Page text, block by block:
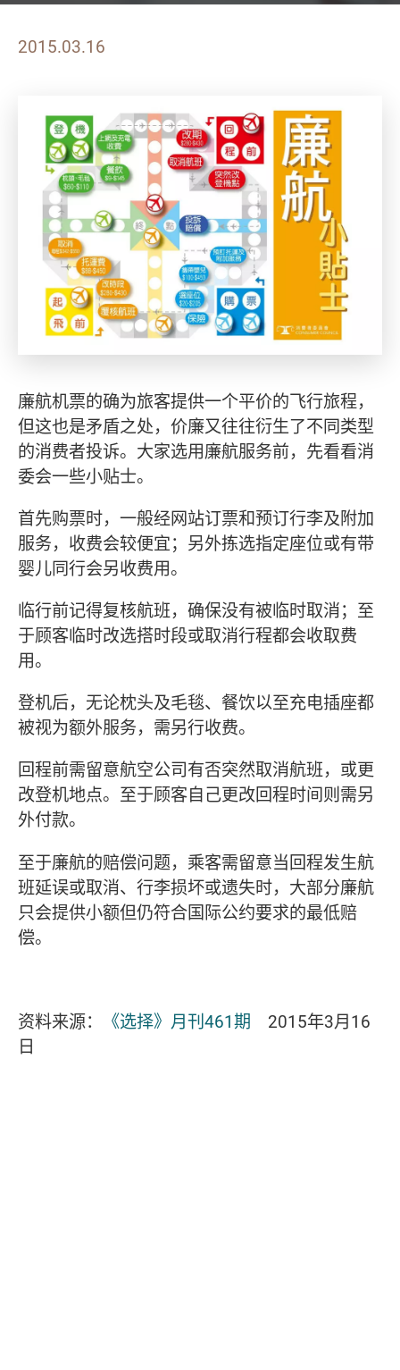
2015.03.16
廉航机票的确为旅客提供一个平价的飞行旅程，
但这也是矛盾之处，价廉又往往衍生了不同类型
的消费者投诉。大家选用廉航服务前，先看看消
委会一些小贴士。
首先购票时，一般经网站订票和预订行李及附加
服务，收费会较便宜；另外拣选指定座位或有带
婴儿同行会另收费用。
临行前记得复核航班，确保没有被临时取消；至
于顾客临时改选搭时段或取消行程都会收取费
用。
登机后，无论枕头及毛毯、餐饮以至充电插座都
被视为额外服务，需另行收费。
回程前需留意航空公司有否突然取消航班，或更
改登机地点。至于顾客自己更改回程时间则需另
外付款。
至于廉航的赔偿问题，乘客需留意当回程发生航
班延误或取消、行李损坏或遗失时，大部分廉航
只会提供小额但仍符合国际公约要求的最低赔
偿。
资料来源： 《选择》月刊461期 2015年3月16
日